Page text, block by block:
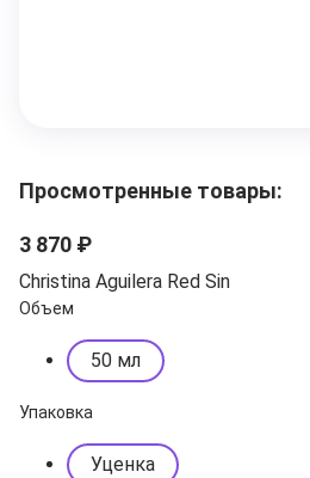
Просмотренные товары:
3 870 ₽
Christina Aguilera Red Sin
Объем
50 мл
Упаковка
Уценка